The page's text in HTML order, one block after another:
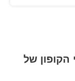
הקופון של